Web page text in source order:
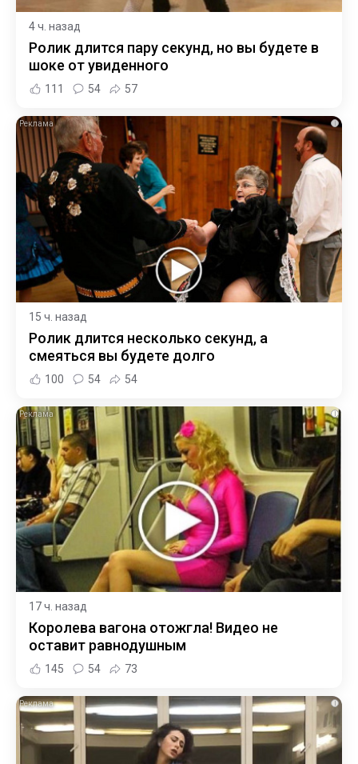
4 ч. назад
Ролик длится пару секунд, но вы будете в
шоке от увиденного
111 54 57
i
15 ч. назад
Ролик длится несколько секунд, а
смеяться вы будете долго
100 54 54
i
17 ч. назад
Королева вагона отожгла! Видео не
оставит равнодушным
145 54 73
i